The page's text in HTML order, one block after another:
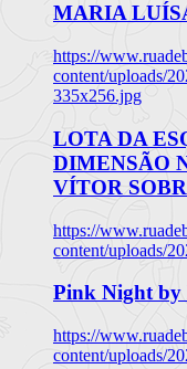
MARIA
https://
content/uploads/
335x256.jpg
LOTA DA
DIMENSÃO
VÍTOR
https://
content/uploads/
Pink Night by
https://
content/uploads/